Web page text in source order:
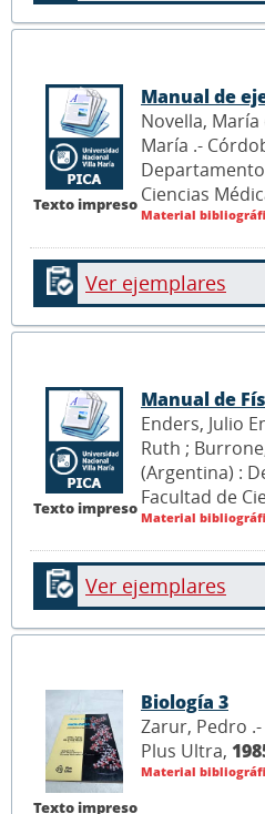
Texto impreso
Manual de
Novella,
María .-
Ciencias
Material
Ver ejemplares
Texto impreso
Manual de
Enders, Julio
Ruth ;
(Argentina) :
Facultad de
Material
Ver ejemplares
Texto impreso
Biología 3
Zarur, Pedro
Plus Ultra,
Material